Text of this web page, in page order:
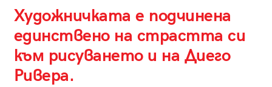
Художничката е подчинена
единствено на страстта си
към рисуването и на Диего
Ривера.